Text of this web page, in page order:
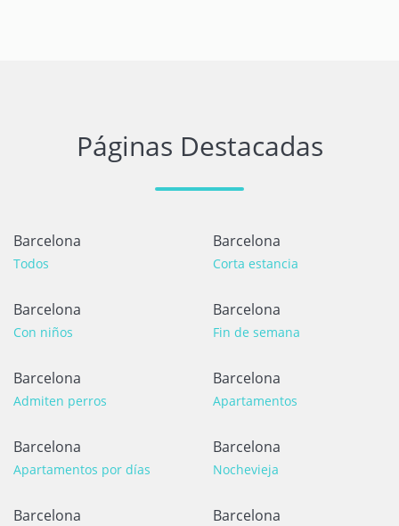
Páginas Destacadas
Barcelona
Todos
Barcelona
Corta estancia
Barcelona
Con niños
Barcelona
Fin de semana
Barcelona
Admiten perros
Barcelona
Apartamentos
Barcelona
Apartamentos por días
Barcelona
Nochevieja
Barcelona Barcelona